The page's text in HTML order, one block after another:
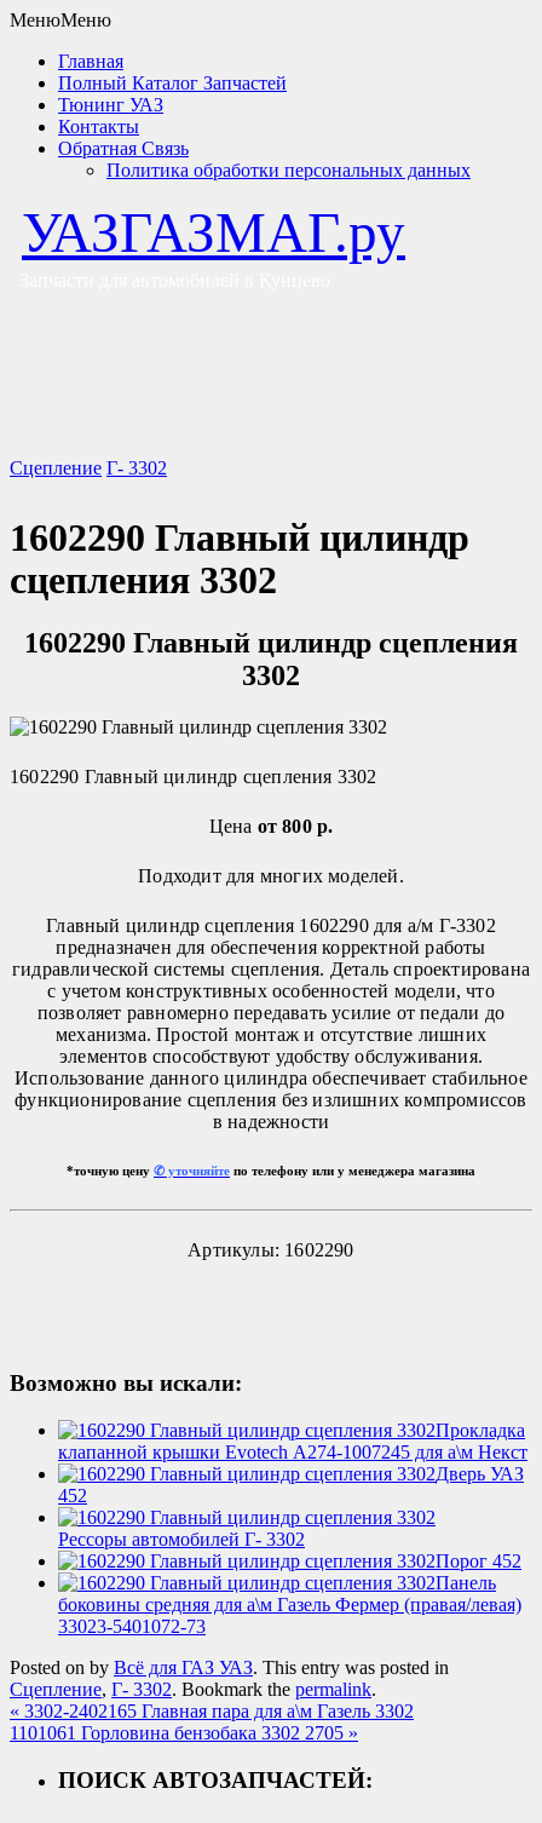
выполнять определенные функции. Подробную
МенюМеню
Главная
Полный Каталог Запчастей
Тюнинг УАЗ
Контакты
Обратная Связь
Политика обработки персональных данных
УАЗГАЗМАГ.ру
Сцепление Г- 3302
1602290 Главный цилиндр
сцепления 3302
1602290 Главный цилиндр сцепления
3302
1602290 Главный цилиндр сцепления 3302
Цена от 800 р.
Подходит для многих моделей.
Главный цилиндр сцепления 1602290 для а/м Г‑3302
предназначен для обеспечения корректной работы
гидравлической системы сцепления. Деталь спроектирована
с учетом конструктивных особенностей модели, что
позволяет равномерно передавать усилие от педали до
механизма. Простой монтаж и отсутствие лишних
элементов способствуют удобству обслуживания.
Использование данного цилиндра обеспечивает стабильное
функционирование сцепления без излишних компромиссов
в надежности
*точную цену ✆ уточняйте по телефону или у менеджера магазина
Артикулы: 1602290
Возможно вы искали:
Прокладка
клапанной крышки Evotech А274-1007245 для а\м Некст
Дверь УАЗ
452
Рессоры автомобилей Г- 3302
Порог 452
Панель
боковины средняя для а\м Газель Фермер (правая/левая)
33023-5401072-73
Posted on by Всё для ГАЗ УАЗ. This entry was posted in
Сцепление, Г- 3302. Bookmark the permalink.
« 3302-2402165 Главная пара для а\м Газель 3302
1101061 Горловина бензобака 3302 2705 »
ПОИСК АВТОЗАПЧАСТЕЙ: